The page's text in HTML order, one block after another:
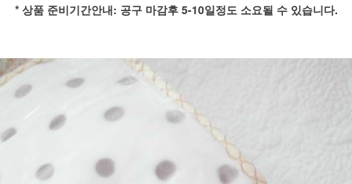
* 상품 준비기간안내: 공구 마감후 5-10일정도 소요될 수 있습니다.